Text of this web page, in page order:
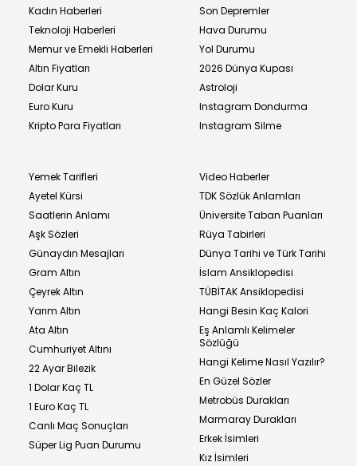
Kadın Haberleri
Teknoloji Haberleri
Memur ve Emekli Haberleri
Altın Fiyatları
Dolar Kuru
Euro Kuru
Kripto Para Fiyatları
Son Depremler
Hava Durumu
Yol Durumu
2026 Dünya Kupası
Astroloji
Instagram Dondurma
Instagram Silme
Yemek Tarifleri
Ayetel Kürsi
Saatlerin Anlamı
Aşk Sözleri
Günaydın Mesajları
Gram Altın
Çeyrek Altın
Yarım Altın
Ata Altın
Cumhuriyet Altını
22 Ayar Bilezik
1 Dolar Kaç TL
1 Euro Kaç TL
Canlı Maç Sonuçları
Süper Lig Puan Durumu
Video Haberler
TDK Sözlük Anlamları
Üniversite Taban Puanları
Rüya Tabirleri
Dünya Tarihi ve Türk Tarihi
İslam Ansiklopedisi
TÜBİTAK Ansiklopedisi
Hangi Besin Kaç Kalori
Eş Anlamlı Kelimeler
Sözlüğü
Hangi Kelime Nasıl Yazılır?
En Güzel Sözler
Metrobüs Durakları
Marmaray Durakları
Erkek İsimleri
Kız İsimleri